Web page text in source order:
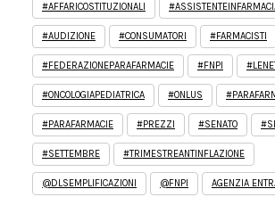
#AFFARICOSTITUZIONALI
#AUDIZIONE #CONSUMATORI #FARMACISTI
#FEDERAZIONEPARAFARMACIE #FNPI
#ONCOLOGIAPEDIATRICA #ONLUS
#PARAFARMACIE #PREZZI #SENATO
#SETTEMBRE #TRIMESTREANTINFLAZIONE
@DLSEMPLIFICAZIONI @FNPI AGENZIA